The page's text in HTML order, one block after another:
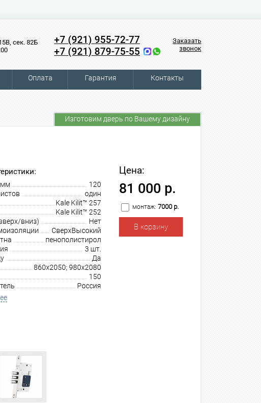
сек. 82Б
+7 (921) 955-72-77
+7 (921) 879-75-55
Заказать
звонок
Оплата Гарантия Контакты
Изготовим дверь по Вашему дизайну
мм
120
один
Kale Kilit™ 257
Kale Kilit™ 252
вниз)
Нет
СверхВысокий
пенополистирол
3 шт.
Да
860х2050; 980х2080
150
Россия
Цена:
81 000 р.
монтаж: 7000 р.